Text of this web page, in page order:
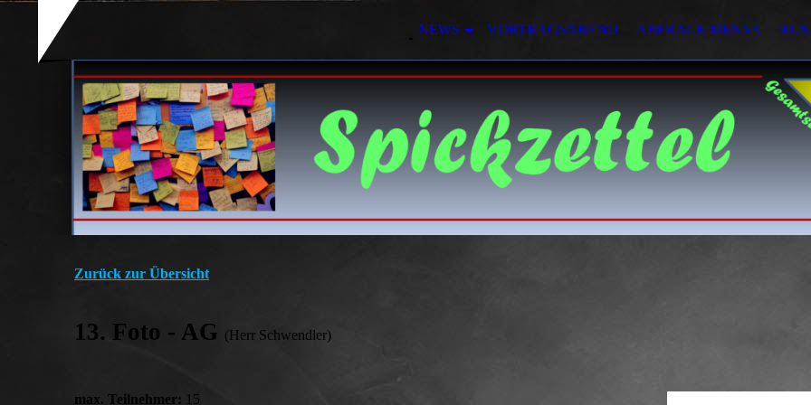
NEWS VORTRAGSABEND ABFRAGE MENSA
Zurück zur Übersicht
13. Foto - AG (Herr Schwendler)
max. Teilnehmer: 15